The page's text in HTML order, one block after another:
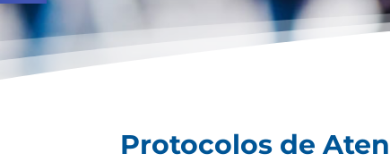
Protocolos de